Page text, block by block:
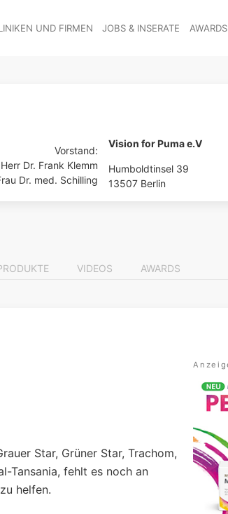
UND FIRMEN JOBS & INSERATE AWARDS
Vorstand:
Dr. Frank Klemm
Dr. med. Schilling
Vision for Puma e.V
Humboldtinsel 39
13507 Berlin
VIDEOS AWARDS
Star, Grüner Star, Trachom,
Tansania, fehlt es noch an
helfen.